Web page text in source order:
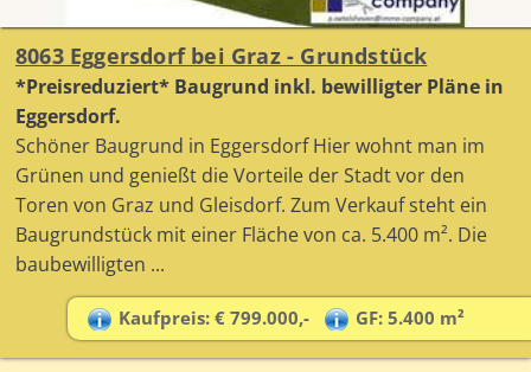
8063 Eggersdorf bei Graz - Grundstück
*Preisreduziert* Baugrund inkl. bewilligter Pläne in
Eggersdorf.
Schöner Baugrund in Eggersdorf Hier wohnt man im
Grünen und genießt die Vorteile der Stadt vor den
Toren von Graz und Gleisdorf. Zum Verkauf steht ein
Baugrundstück mit einer Fläche von ca. 5.400 m². Die
baubewilligten ...
Kaufpreis: € 799.000,- GF: 5.400 m²